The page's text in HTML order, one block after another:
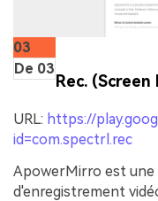
03
De 03
Rec.
URL: https://
id=com.spectrl.rec
ApowerMirro est une
d'enregistrement